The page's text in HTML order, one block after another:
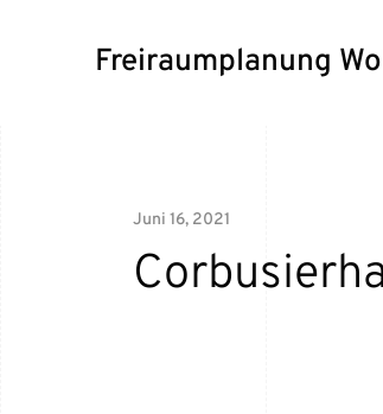
Freiraumplanung
Juni 16, 2021